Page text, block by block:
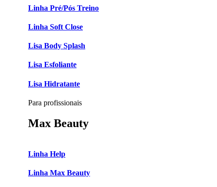
Linha Pré/Pós Treino
Linha Soft Close
Lisa Body Splash
Lisa Esfoliante
Lisa Hidratante
Para profissionais
Max Beauty
Linha Help
Linha Max Beauty